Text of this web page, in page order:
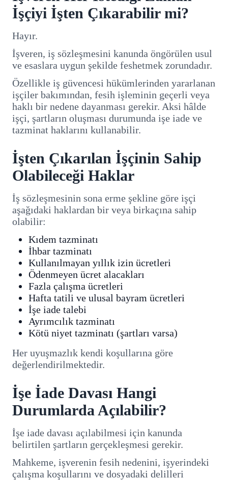
İşçiyi İşten Çıkarabilir mi?
Hayır.
İşveren, iş sözleşmesini kanunda öngörülen usul
ve esaslara uygun şekilde feshetmek zorundadır.
Özellikle iş güvencesi hükümlerinden yararlanan
işçiler bakımından, fesih işleminin geçerli veya
haklı bir nedene dayanması gerekir. Aksi hâlde
işçi, şartların oluşması durumunda işe iade ve
tazminat haklarını kullanabilir.
İşten Çıkarılan İşçinin Sahip
Olabileceği Haklar
İş sözleşmesinin sona erme şekline göre işçi
aşağıdaki haklardan bir veya birkaçına sahip
olabilir:
Kıdem tazminatı
İhbar tazminatı
Kullanılmayan yıllık izin ücretleri
Ödenmeyen ücret alacakları
Fazla çalışma ücretleri
Hafta tatili ve ulusal bayram ücretleri
İşe iade talebi
Ayrımcılık tazminatı
Kötü niyet tazminatı (şartları varsa)
Her uyuşmazlık kendi koşullarına göre
değerlendirilmektedir.
İşe İade Davası Hangi
Durumlarda Açılabilir?
İşe iade davası açılabilmesi için kanunda
belirtilen şartların gerçekleşmesi gerekir.
Mahkeme, işverenin fesih nedenini, işyerindeki
çalışma koşullarını ve dosyadaki delilleri